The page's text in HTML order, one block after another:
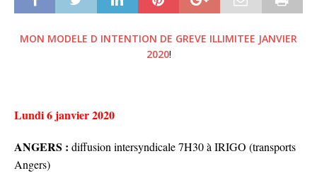
MON MODELE D INTENTION DE GREVE ILLIMITEE JANVIER
2020!
Lundi 6 janvier 2020
ANGERS : diffusion intersyndicale 7H30 à IRIGO (transports
Angers)